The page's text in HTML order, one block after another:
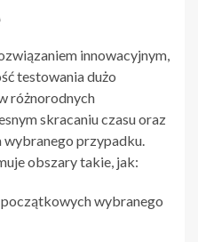
innowacyjnym,
testowania dużo
różnorodnych
skracaniu czasu oraz
przypadku.
obszary takie, jak:
wybranego